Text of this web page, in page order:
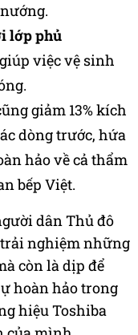
lớp phủ
việc vệ sinh
giảm 13% kích
dòng trước, hứa
hảo về cả thẩm
bếp Việt.
dân Thủ đô
nghiệm những
còn là dịp để
hoàn hảo trong
hiệu Toshiba